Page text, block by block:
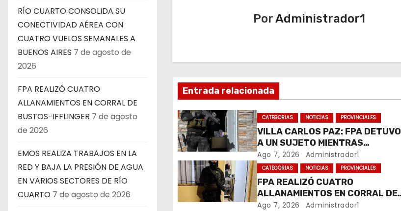
RÍO CUARTO CONSOLIDA SU
CONECTIVIDAD AÉREA CON
CUATRO VUELOS SEMANALES A
BUENOS AIRES 7 de agosto de
2026
FPA REALIZÓ CUATRO
ALLANAMIENTOS EN CORRAL DE
BUSTOS-IFFLINGER 7 de agosto
de 2026
EMOS REALIZA TRABAJOS EN LA
RED Y BAJA LA PRESIÓN DE AGUA
EN VARIOS SECTORES DE RÍO
CUARTO 7 de agosto de 2026
c
i
ó
n
d
e
e
PorAdministrador1
Entrada relacionada
CATEGORIAS NOTICIAS PROVINCIALES
VILLA CARLOS PAZ: FPA DETUVO
A UN SUJETO MIENTRAS
COMERCIALIZABA COCAÍNA Y
MARIHUANA EN UNA PLAZA
Ago 7, 2026 Administrador1
CATEGORIAS NOTICIAS PROVINCIALES
FPA REALIZÓ CUATRO
ALLANAMIENTOS EN CORRAL DE
BUSTOS-IFFLINGER
Ago 7, 2026 Administrador1